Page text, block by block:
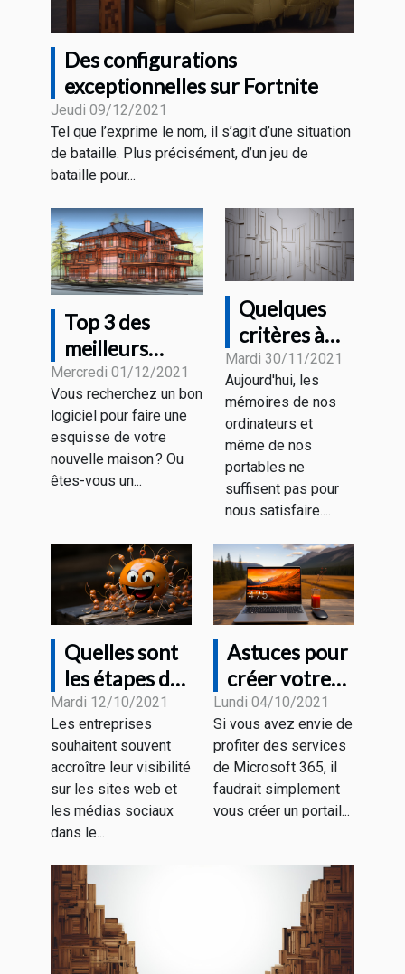
Des configurations
exceptionnelles sur Fortnite
Jeudi 09/12/2021
Tel que l’exprime le nom, il s’agit d’une situation
de bataille. Plus précisément, d’un jeu de
bataille pour...
Top 3 des
meilleurs
logiciels
d’architectures
Mercredi 01/12/2021
Vous recherchez un bon
logiciel pour faire une
esquisse de votre
nouvelle maison ? Ou
êtes-vous un...
Quelques
critères à
considérer
pour choisir
un disque
dur
Mardi 30/11/2021
Aujourd'hui, les
mémoires de nos
ordinateurs et
même de nos
portables ne
suffisent pas pour
nous satisfaire....
Quelles sont
les étapes de
la création
d'un chatbot
?
Mardi 12/10/2021
Les entreprises
souhaitent souvent
accroître leur visibilité
sur les sites web et
les médias sociaux
dans le...
Astuces pour
créer votre
compte office
Microsoft
365
gratuitement
Lundi 04/10/2021
Si vous avez envie de
profiter des services
de Microsoft 365, il
faudrait simplement
vous créer un portail...